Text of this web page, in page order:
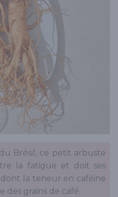
Brésil, ce petit arbuste
la fatigue et doit ses
dont la teneur en caféine
des grains de café.